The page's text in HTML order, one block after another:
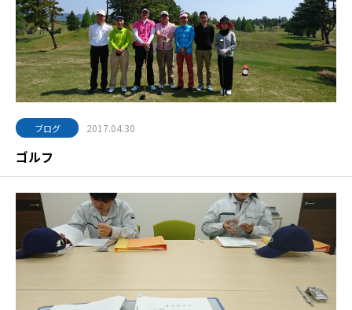
ブログ 2017.04.30
ゴルフ